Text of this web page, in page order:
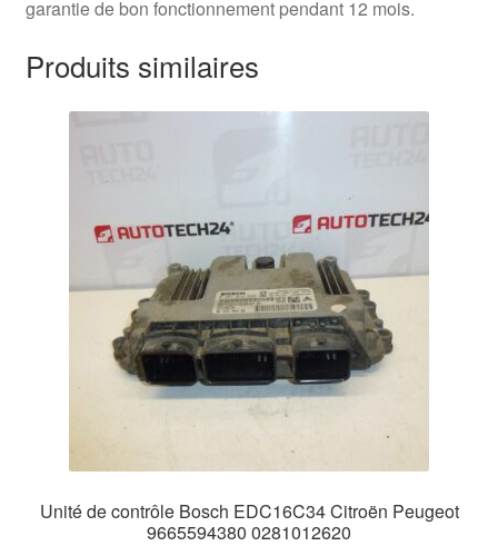
garantie de bon fonctionnement pendant 12 mois.
Produits similaires
Unité de contrôle Bosch EDC16C34 Citroën Peugeot
9665594380 0281012620